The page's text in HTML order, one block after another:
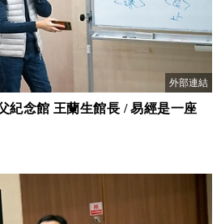
外部連結
紀念館 王蘭生館長 / 易經是一座